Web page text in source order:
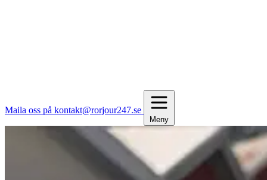
Maila oss på kontakt@rorjour247.se
Meny